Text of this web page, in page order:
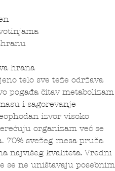
hrana
telo sve teže održava
pogađa čitav metabolizam
i sagorevanje
izvor visoko
organizam već se
70% svežeg mesa pruža
najvišeg kvaliteta. Vredni
se ne uništavaju posebnim